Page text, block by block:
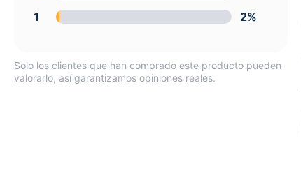
1
2%
Solo los clientes que han comprado este producto pueden
valorarlo, así garantizamos opiniones reales.